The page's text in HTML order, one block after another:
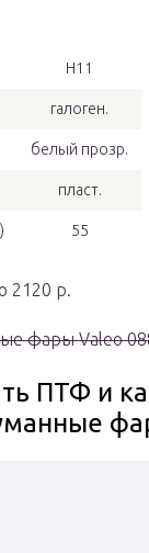
H11
галоген.
белый прозр.
пласт.
55
2120 р.
фары Valeo
ПТФ и